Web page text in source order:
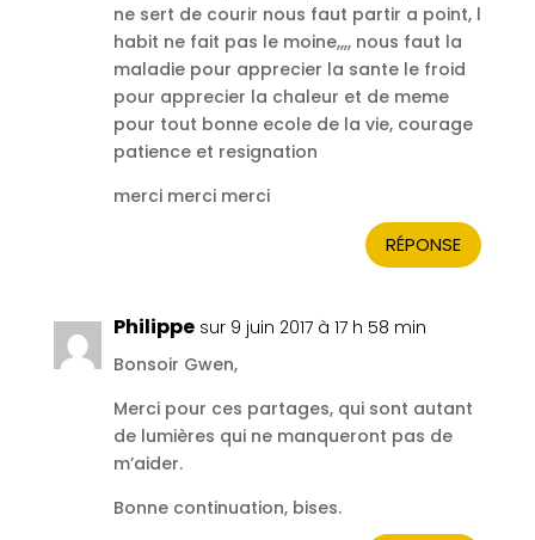
ne sert de courir nous faut partir a point, l
habit ne fait pas le moine,,,, nous faut la
maladie pour apprecier la sante le froid
pour apprecier la chaleur et de meme
pour tout bonne ecole de la vie, courage
patience et resignation
merci merci merci
RÉPONSE
Philippe sur 9 juin 2017 à 17 h 58 min
Bonsoir Gwen,
Merci pour ces partages, qui sont autant
de lumières qui ne manqueront pas de
m’aider.
Bonne continuation, bises.